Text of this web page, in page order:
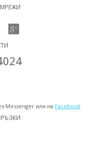
Messenger или на Facebook